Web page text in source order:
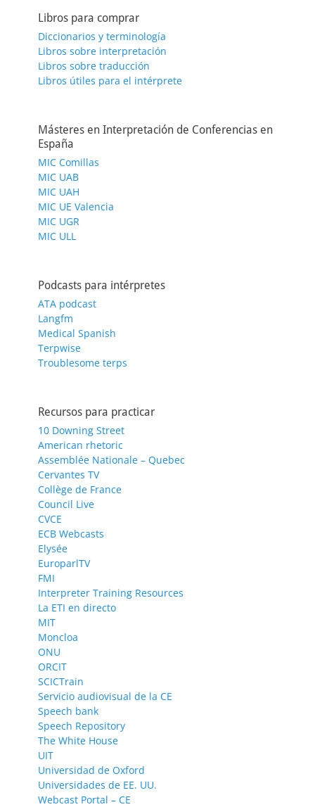
Libros para comprar
Diccionarios y terminología
Libros sobre interpretación
Libros sobre traducción
Libros útiles para el intérprete
Másteres en Interpretación de Conferencias en
España
MIC Comillas
MIC UAB
MIC UAH
MIC UE Valencia
MIC UGR
MIC ULL
Podcasts para intérpretes
ATA podcast
Langfm
Medical Spanish
Terpwise
Troublesome terps
Recursos para practicar
10 Downing Street
American rhetoric
Assemblée Nationale – Quebec
Cervantes TV
Collège de France
Council Live
CVCE
ECB Webcasts
Elysée
EuroparlTV
FMI
Interpreter Training Resources
La ETI en directo
MIT
Moncloa
ONU
ORCIT
SCICTrain
Servicio audiovisual de la CE
Speech bank
Speech Repository
The White House
UIT
Universidad de Oxford
Universidades de EE. UU.
Webcast Portal – CE